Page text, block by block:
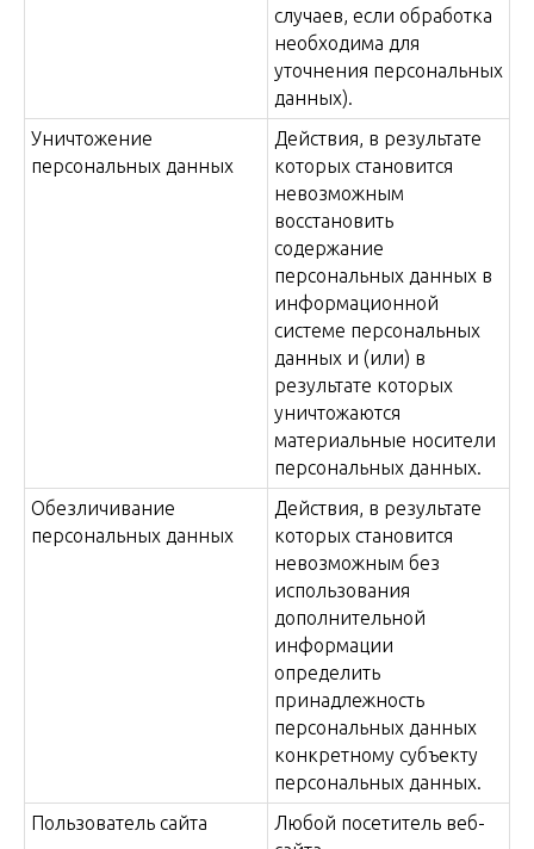
случаев, если обработка
необходима для
уточнения персональных
данных).
Уничтожение
персональных данных
Действия, в результате
которых становится
невозможным
восстановить
содержание
персональных данных в
информационной
системе персональных
данных и (или) в
результате которых
уничтожаются
материальные носители
персональных данных.
Обезличивание
персональных данных
Действия, в результате
которых становится
невозможным без
использования
дополнительной
информации
определить
принадлежность
персональных данных
конкретному субъекту
персональных данных.
Пользователь сайта
Любой посетитель веб-